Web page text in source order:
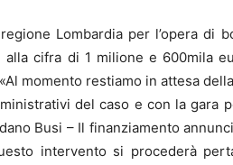
Lombardia per l’opera di
cifra di 1 milione e 600mila
momento restiamo in attesa
del caso e con la gara
Busi – Il finanziamento
intervento si procederà